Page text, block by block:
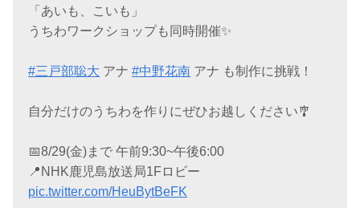
「あいも、こいも」
うちわワークショップも同時開催✨
#三戸部聡大 アナ#中野花南 アナ も制作に挑戦！
自分だけのうちわを作りにぜひお越しください🎐
📅8/29(金)まで 午前9:30~午後6:00
📍NHK鹿児島放送局1Fロビー
pic.twitter.com/HeuBytBeFK